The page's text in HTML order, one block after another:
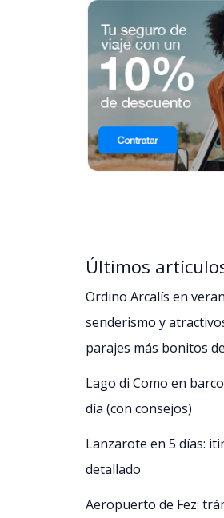
Últimos
Ordino Arcalís en
senderismo y
parajes más bonitos
Lago di Como en
día (con consejos)
Lanzarote en 5 días:
detallado
Aeropuerto de Fez: